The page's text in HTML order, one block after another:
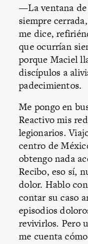
—La ventana de
siempre
me dice,
que ocurrían
porque Maciel
discípulos a
padecimientos.
Me pongo en
Reactivo mis
legionarios.
centro de
obtengo nada
Recibo, eso sí,
dolor. Hablo
contar su caso
episodios
revivirlos. Pero
me cuenta